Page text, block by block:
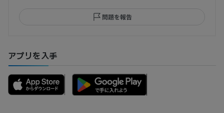
問題を報告
アプリを入手